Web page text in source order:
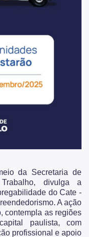
da Secretaria de
divulga a
do Cate -
A ação
contempla as regiões
paulista, com
profissional e apoio